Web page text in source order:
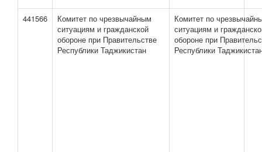
441566
Комитет по чрезвычайным
ситуациям и гражданской
обороне при Правительстве
Республики Таджикистан
Комитет по
ситуациям и
обороне при
Республики